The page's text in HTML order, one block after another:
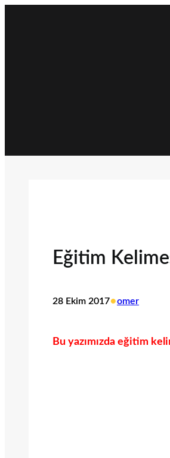
Eğitim
28 Ekim 2017•omer
Bu yazımızda eğitim